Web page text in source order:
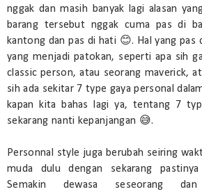
nggak dan masih banyak lagi alasan
barang tersebut nggak cuma pas di
kantong dan pas di hati 😊. Hal yang pas
yang menjadi patokan, seperti apa sih
classic person, atau seorang maverick,
sih ada sekitar 7 type gaya personal
kapan kita bahas lagi ya, tentang 7
sekarang nanti kepanjangan 😅.
Personnal style juga berubah seiring
muda dulu dengan sekarang
Semakin dewasa seseorang